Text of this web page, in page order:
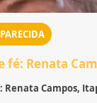
fé: Renata
Renata Campos,